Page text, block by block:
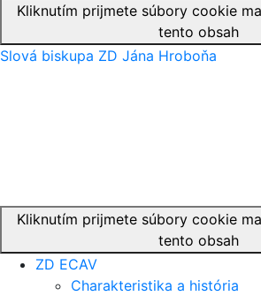
Kliknutím prijmete súbory cookie
tento obsah
Slová biskupa ZD Jána Hroboňa
Kliknutím prijmete súbory cookie
tento obsah
ZD ECAV
Charakteristika a história